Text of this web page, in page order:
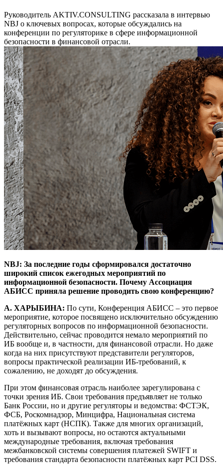
Руководитель AKTIV.CONSULTING рассказала в интервью
NBJ о ключевых вопросах, которые обсуждались на
конференции по регуляторике в сфере информационной
безопасности в финансовой отрасли.
NBJ: За последние годы сформировался достаточно
широкий список ежегодных мероприятий по
информационной безопасности. Почему Ассоциация
АБИСС приняла решение проводить свою конференцию?
А. ХАРЫБИНА: По сути, Конференция АБИСС – это первое
мероприятие, которое посвящено исключительно обсуждению
регуляторных вопросов по информационной безопасности.
Действительно, сейчас проводится немало мероприятий по
ИБ вообще и, в частности, для финансовой отрасли. Но даже
когда на них присутствуют представители регуляторов,
вопросы практической реализации ИБ-требований, к
сожалению, не доходят до обсуждения.
При этом финансовая отрасль наиболее зарегулирована с
точки зрения ИБ. Свои требования предъявляет не только
Банк России, но и другие регуляторы и ведомства: ФСТЭК,
ФСБ, Роскомнадзор, Минцифра, Национальная система
платёжных карт (НСПК). Также для многих организаций,
хоть и вызывают вопросы, но остаются актуальными
международные требования, включая требования
межбанковской системы совершения платежей SWIFT и
требования стандарта безопасности платёжных карт PCI DSS.